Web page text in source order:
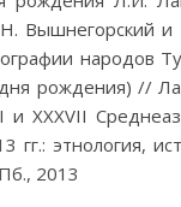
Вышнегорский и
народов
рождения) //
и XXXVII
гг.: этнология,
2013